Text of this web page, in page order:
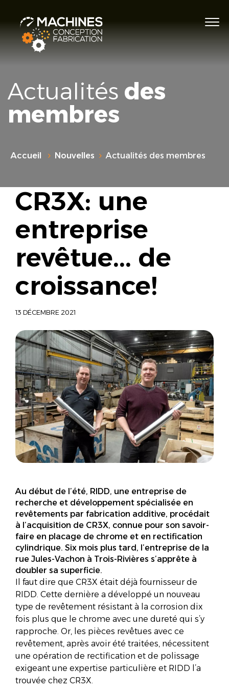
Actualités des
membres
Accueil Nouvelles Actualités des membres
CR3X: une
entreprise
revêtue... de
croissance!
13 DÉCEMBRE 2021
Au début de l’été, RIDD, une entreprise de
recherche et développement spécialisée en
revêtements par fabrication additive, procédait
à l’acquisition de CR3X, connue pour son savoir-
faire en placage de chrome et en rectification
cylindrique. Six mois plus tard, l’entreprise de la
rue Jules-Vachon à Trois-Rivières s’apprête à
doubler sa superficie.
Il faut dire que CR3X était déjà fournisseur de
RIDD. Cette dernière a développé un nouveau
type de revêtement résistant à la corrosion dix
fois plus que le chrome avec une dureté qui s’y
rapproche. Or, les pièces revêtues avec ce
revêtement, après avoir été traitées, nécessitent
une opération de rectification et de polissage
exigeant une expertise particulière et RIDD l’a
trouvée chez CR3X.